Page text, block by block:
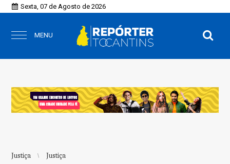
Sexta, 07 de Agosto de 2026
MENU
Justiça Justiça